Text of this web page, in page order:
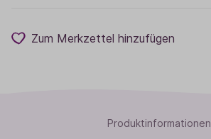
Zum Merkzettel hinzufügen
Produktinformationen